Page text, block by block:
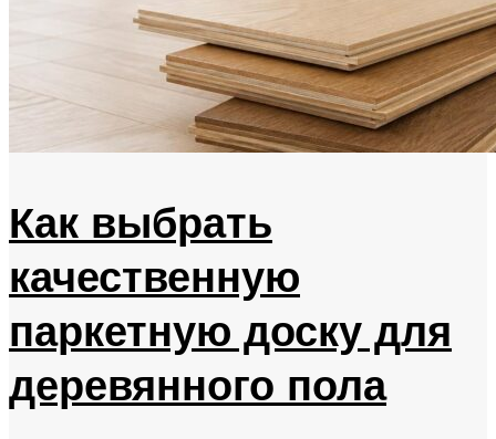
Как выбрать
качественную
паркетную доску для
деревянного пола